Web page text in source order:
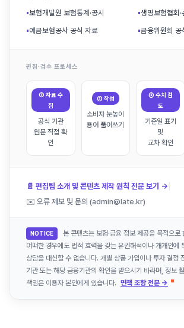
▪보험개발원 보험통계·공시 ▪생명보험협회
▪예금보험공사 공식 자료 ▪금융위원회 공
편집·검수 프로세스
① 자료 수
집
공식 기관
원문 직접 확
인
② 작성
소비자 눈높이
용어 풀어쓰기
③ 수치 검
토
기준일 표기
및
교차 확인
📄 편집팀 소개 및 콘텐츠 제작 원칙 전문 보기 →
✉️ 오류 제보 및 문의 (admin@late.kr)
NOTICE
본 콘텐츠는 보험·금융 정보 제공을 목적으로
어떠한 경우에도 법적 효력을 갖는 유권해석이나 개개인에
상담을 대신할 수 없습니다. 개별 상품 가입이나 투자 결정
기관 또는 해당 금융기관의 확인을 받으시기 바라며, 정보
책임은 이용자 본인에게 있습니다. 면책 조항 전문 →